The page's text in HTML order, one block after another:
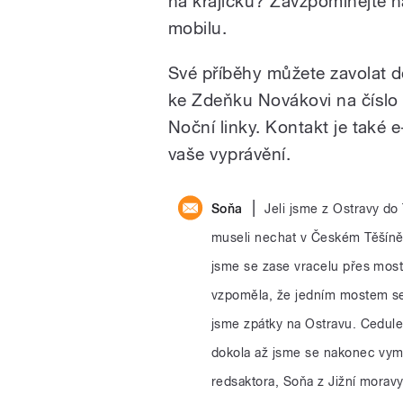
mobilu.
Své příběhy můžete zavolat
ke Zdeňku Novákovi na
Noční linky. Kontakt je také
vaše vyprávění.
Soňa
Jeli jsme z Ostravy
museli nechat v Českém
jsme se zase vracelu přes
vzpoměla, že jedním mostem
jsme zpátky na Ostravu.
dokola až jsme se nakonec
redsaktora, Soňa z Jižní